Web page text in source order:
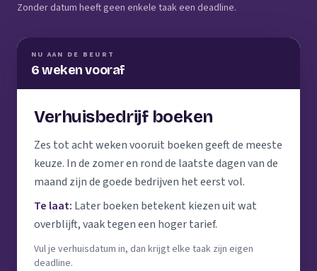
Zonder datum heeft geen enkele taak een deadline.
NU AAN DE BEURT
6 weken vooraf
Verhuisbedrijf boeken
Zes tot acht weken vooruit boeken geeft de meeste
keuze. In de zomer en rond de laatste dagen van de
maand zijn de goede bedrijven het eerst vol.
Te laat: Later boeken betekent kiezen uit wat
overblijft, vaak tegen een hoger tarief.
Vul je verhuisdatum in, dan krijgt elke taak zijn eigen
deadline.